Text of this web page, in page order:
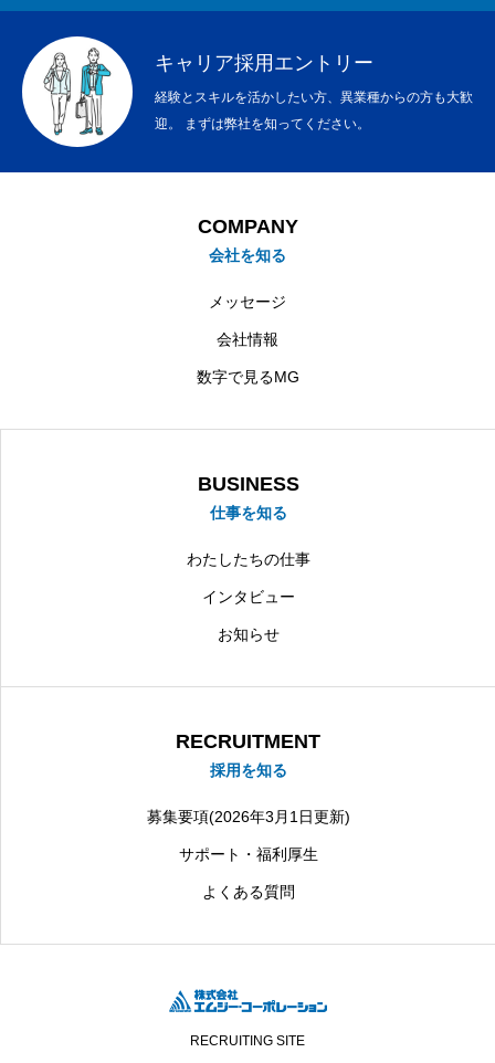
キャリア採用エントリー
経験とスキルを活かしたい方、異業種からの方も大歓
迎。 まずは弊社を知ってください。
COMPANY
会社を知る
メッセージ
会社情報
数字で見るMG
BUSINESS
仕事を知る
わたしたちの仕事
インタビュー
お知らせ
RECRUITMENT
採用を知る
募集要項(2026年3月1日更新)
サポート・福利厚生
よくある質問
RECRUITING SITE